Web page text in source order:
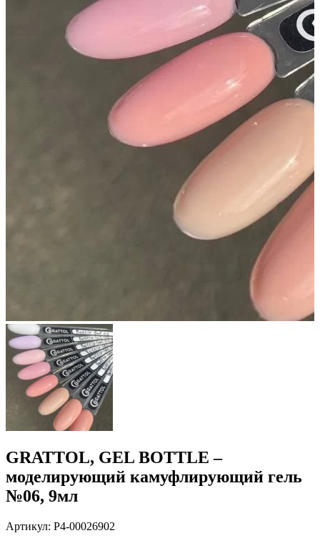
GRATTOL, GEL BOTTLE –
моделирующий камуфлирующий гель
№06, 9мл
Артикул: P4-00026902